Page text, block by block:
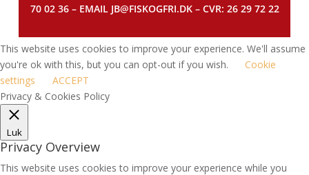
70 02 36 – EMAIL JB@FISKOGFRI.DK – CVR: 26 29 72 22
This website uses cookies to improve your experience. We'll assume
you're ok with this, but you can opt-out if you wish.
Cookie
settings
ACCEPT
Privacy & Cookies Policy
Luk
Privacy Overview
This website uses cookies to improve your experience while you